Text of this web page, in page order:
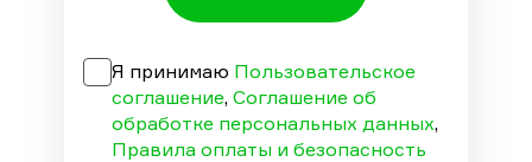
Я принимаю Пользовательское
соглашение, Соглашение об
обработке персональных данных,
Правила оплаты и безопасность